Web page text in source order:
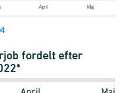
fordelt efter